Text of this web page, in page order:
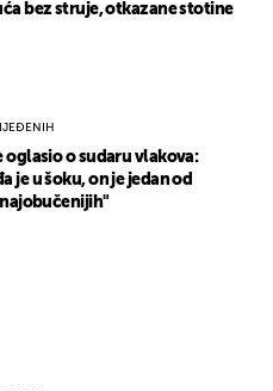
bez struje, otkazane stotine
oglasio o sudaru vlakova:
je u šoku, on je jedan od